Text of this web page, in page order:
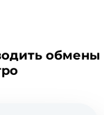
обмены